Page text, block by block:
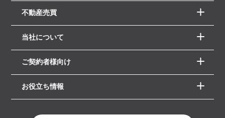
不動産売買
当社について
ご契約者様向け
お役立ち情報